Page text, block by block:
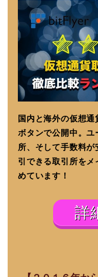
国内と海外の仮想
ボタンで公開中。ユ
所、そして手数料
引できる取引所をメ
めています！
詳